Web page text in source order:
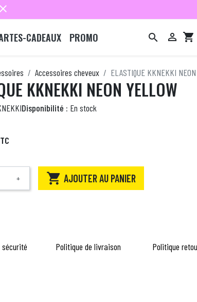
close
CADEAUX PROMO   shopping_cart
Accessoires cheveux ELASTIQUE KKNEKKI
KKNEKKI NEON YELLOW
Disponibilité : En stock
+  AJOUTER AU PANIER
Politique de livraison Politique